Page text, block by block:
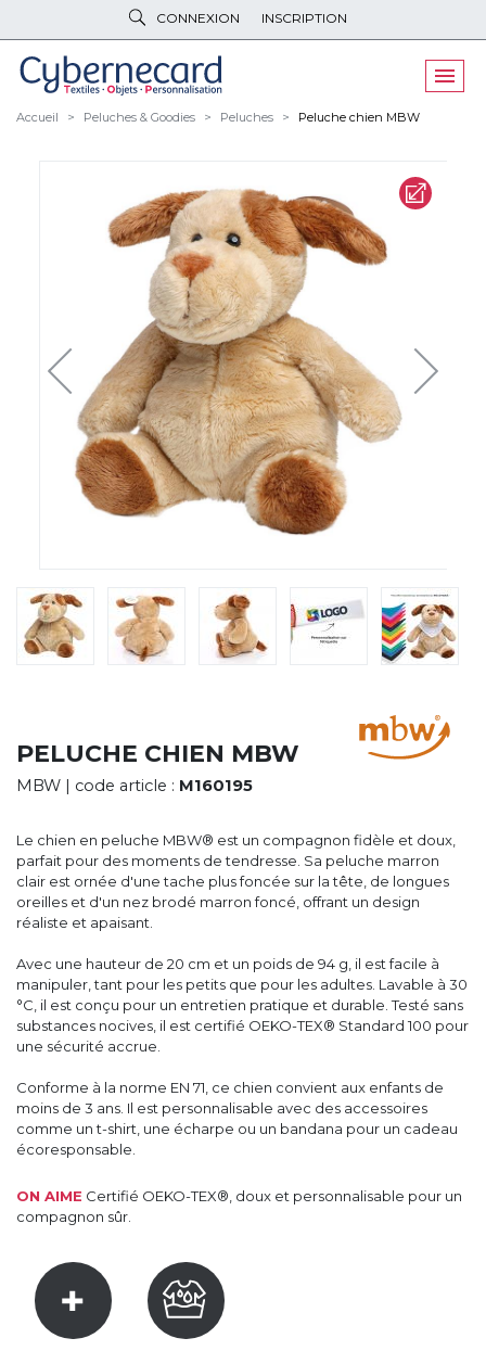
CONNEXION INSCRIPTION
VÊTEMENTSDE TRAVAIL
VÊTEMENTS D'IMAGE
& HIGH-TECH
& GOODIES
RESPONSABLE
CYBERNECARD
LA SOCIÉTÉ
CATALOGUES & TARIFS
MARQUES & CERTIFICATS
TECHNIQUES MARQUAGE
Accueil Peluches & Goodies Peluches Peluche chien MBW
PELUCHE CHIEN MBW
MBW | code article : M160195
Le chien en peluche MBW® est un compagnon fidèle et doux,
parfait pour des moments de tendresse. Sa peluche marron
clair est ornée d'une tache plus foncée sur la tête, de longues
oreilles et d'un nez brodé marron foncé, offrant un design
réaliste et apaisant.
Avec une hauteur de 20 cm et un poids de 94 g, il est facile à
manipuler, tant pour les petits que pour les adultes. Lavable à 30
°C, il est conçu pour un entretien pratique et durable. Testé sans
substances nocives, il est certifié OEKO-TEX® Standard 100 pour
une sécurité accrue.
Conforme à la norme EN 71, ce chien convient aux enfants de
moins de 3 ans. Il est personnalisable avec des accessoires
comme un t-shirt, une écharpe ou un bandana pour un cadeau
écoresponsable.
ON AIME Certifié OEKO-TEX®, doux et personnalisable pour un
compagnon sûr.